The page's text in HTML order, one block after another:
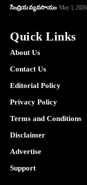
సేంద్రియ వ్యవసాయం May 1, 2026
Quick Links
About Us
Contact Us
Editorial Policy
Privacy Policy
Terms and Conditions
Disclaimer
Advertise
Support